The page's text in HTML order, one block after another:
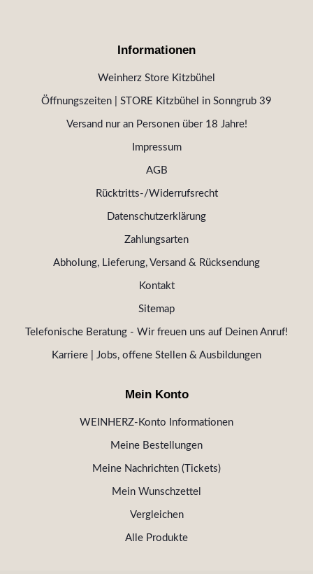
Informationen
Weinherz Store Kitzbühel
Öffnungszeiten | STORE Kitzbühel in Sonngrub 39
Versand nur an Personen über 18 Jahre!
Impressum
AGB
Rücktritts-/Widerrufsrecht
Datenschutzerklärung
Zahlungsarten
Abholung, Lieferung, Versand & Rücksendung
Kontakt
Sitemap
Telefonische Beratung - Wir freuen uns auf Deinen Anruf!
Karriere | Jobs, offene Stellen & Ausbildungen
Mein Konto
WEINHERZ-Konto Informationen
Meine Bestellungen
Meine Nachrichten (Tickets)
Mein Wunschzettel
Vergleichen
Alle Produkte